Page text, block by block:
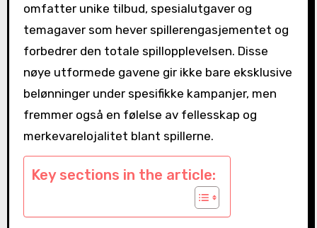
omfatter unike tilbud, spesialutgaver og
temagaver som hever spillerengasjementet og
forbedrer den totale spillopplevelsen. Disse
nøye utformede gavene gir ikke bare eksklusive
belønninger under spesifikke kampanjer, men
fremmer også en følelse av fellesskap og
merkevarelojalitet blant spillerne.
Key sections in the article: